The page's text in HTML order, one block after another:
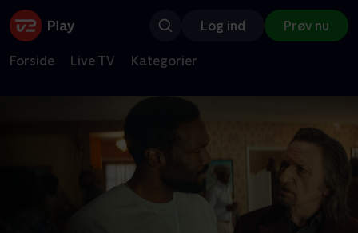
Log ind Prøv nu
Forside Live TV Kategorier